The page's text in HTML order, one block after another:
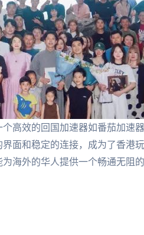
高效的回国加速器如番茄加速
面和稳定的连接，成为了香港
海外的华人提供一个畅通无阻的